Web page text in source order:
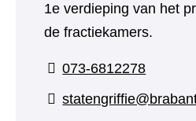
1e verdieping van het
de fractiekamers.
073-6812278